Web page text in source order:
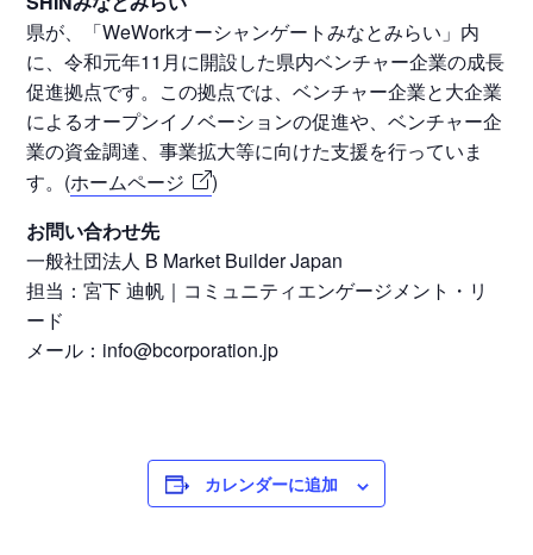
県が、「WeWorkオーシャンゲートみなとみらい」内
に、令和元年11月に開設した県内ベンチャー企業の成長
促進拠点です。この拠点では、ベンチャー企業と大企業
によるオープンイノベーションの促進や、ベンチャー企
業の資金調達、事業拡大等に向けた支援を行っていま
す。(ホームページ
)
お問い合わせ先
一般社団法人 B Market Builder Japan
担当：宮下 迪帆｜コミュニティエンゲージメント・リ
ード
メール：info@bcorporation.jp
カレンダーに追加